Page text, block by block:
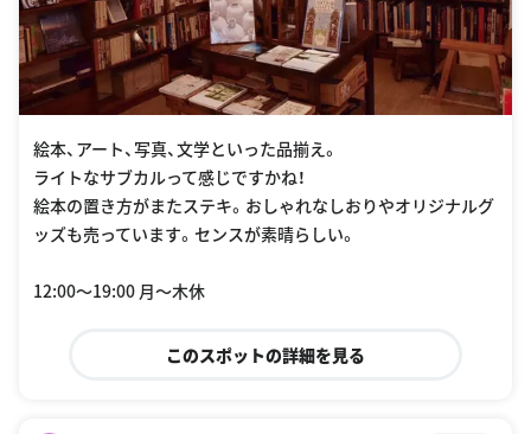
絵本、アート、写真、文学といった品揃え。
ライトなサブカルって感じですかね！
絵本の置き方がまたステキ。おしゃれなしおりやオリジナルグ
ッズも売っています。センスが素晴らしい。
12:00〜19:00 月〜木休
このスポットの詳細を見る